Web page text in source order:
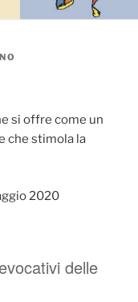
si offre come un
che stimola la
2020
delle